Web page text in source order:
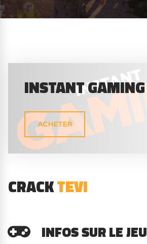
INSTANT GAMING
ACHETER
CRACKTEVI
INFOS SUR LE JEU